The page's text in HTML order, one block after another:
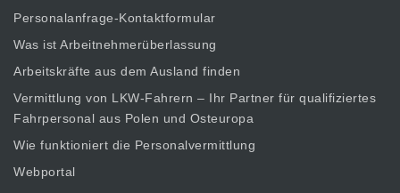
Personalanfrage-Kontaktformular
Was ist Arbeitnehmerüberlassung
Arbeitskräfte aus dem Ausland finden
Vermittlung von LKW-Fahrern – Ihr Partner für qualifiziertes
Fahrpersonal aus Polen und Osteuropa
Wie funktioniert die Personalvermittlung
Webportal